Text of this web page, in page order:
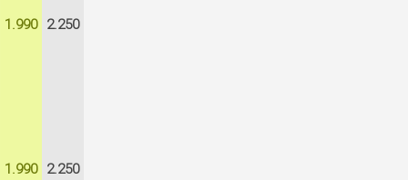
1.990 2.250
1.990 2.250